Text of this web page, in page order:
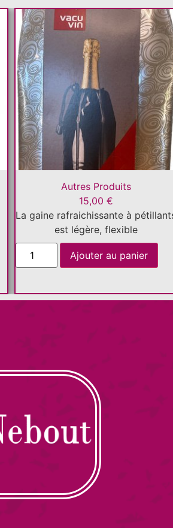
Autres Produits
15,00 €
La gaine rafraichissante à
est légère, flexible
Ajouter au panier